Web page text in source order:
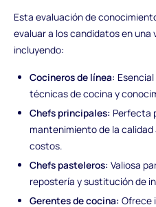
Esta evaluación de
evaluar a los candidatos en una
incluyendo:
Cocineros de línea:
técnicas de cocina y
Chefs principales: Perfecta
mantenimiento de la
costos.
Chefs pasteleros: Valiosa
repostería y sustitución de
Gerentes de cocina: Ofrece